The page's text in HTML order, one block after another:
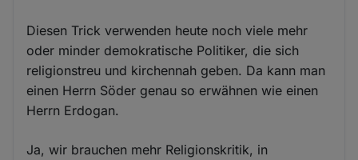
Diesen Trick verwenden heute noch viele mehr
oder minder demokratische Politiker, die sich
religionstreu und kirchennah geben. Da kann man
einen Herrn Söder genau so erwähnen wie einen
Herrn Erdogan.
Ja, wir brauchen mehr Religionskritik, in